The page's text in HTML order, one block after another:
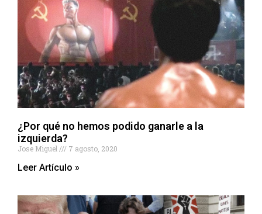
¿Por qué no hemos podido ganarle a la
izquierda?
Jose Miguel 7 agosto, 2020
Leer Artículo »